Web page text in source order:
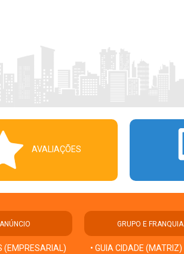
AVALIAÇÕES
(EMPRESARIAL)
GRUPO E FRANQUIA
• GUIA CIDADE (MATRIZ)